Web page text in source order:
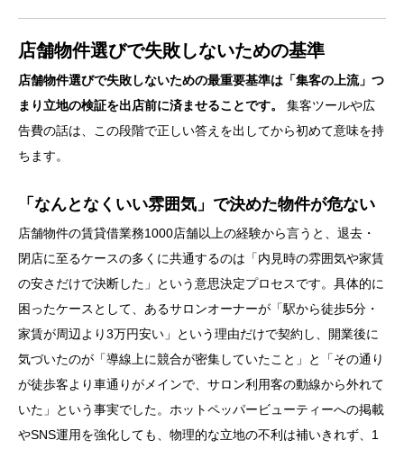
店舗物件選びで失敗しないための基準
店舗物件選びで失敗しないための最重要基準は「集客の上流」つ
まり立地の検証を出店前に済ませることです。
集客ツールや広
告費の話は、この段階で正しい答えを出してから初めて意味を持
ちます。
「なんとなくいい雰囲気」で決めた物件が危ない
店舗物件の賃貸借業務1000店舗以上の経験から言うと、退去・
閉店に至るケースの多くに共通するのは「内見時の雰囲気や家賃
の安さだけで決断した」という意思決定プロセスです。具体的に
困ったケースとして、あるサロンオーナーが「駅から徒歩5分・
家賃が周辺より3万円安い」という理由だけで契約し、開業後に
気づいたのが「導線上に競合が密集していたこと」と「その通り
が徒歩客より車通りがメインで、サロン利用客の動線から外れて
いた」という事実でした。ホットペッパービューティーへの掲載
やSNS運用を強化しても、物理的な立地の不利は補いきれず、1